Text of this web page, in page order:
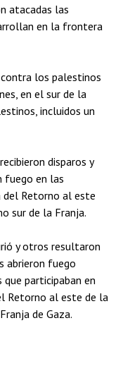
atacadas las
en la frontera
los palestinos
en el sur de la
incluidos un
disparos y
fuego en las
del Retorno al este
sur de la Franja.
y otros resultaron
abrieron fuego
participaban en
Retorno al este de la
de Gaza.